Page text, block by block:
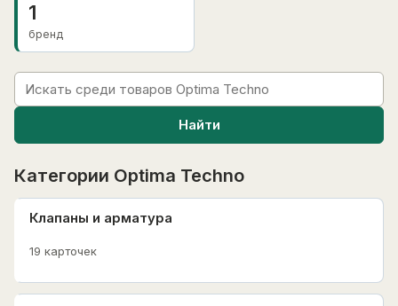
1
бренд
Найти
Категории Optima Techno
Клапаны и арматура
19 карточек